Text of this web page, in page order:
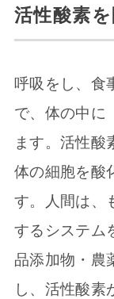
活性酸素
呼吸をし、食
で、体の中に
ます。活性酸
体の細胞を酸
す。人間は、
するシステム
品添加物・農
し、活性酸素